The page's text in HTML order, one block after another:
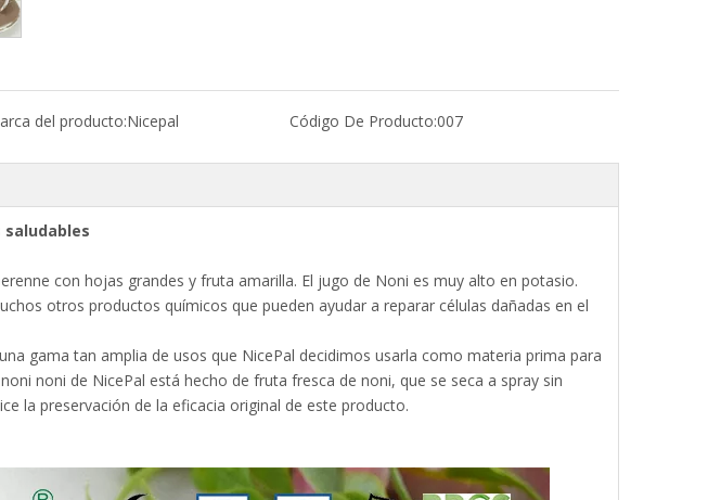
del producto:Nicepal Código De Producto:007
con hojas grandes y fruta amarilla. El jugo de Noni es muy alto en potasio.
otros productos químicos que pueden ayudar a reparar células dañadas en el
gama tan amplia de usos que NicePal decidimos usarla como materia prima para
noni de NicePal está hecho de fruta fresca de noni, que se seca a spray sin
la preservación de la eficacia original de este producto.